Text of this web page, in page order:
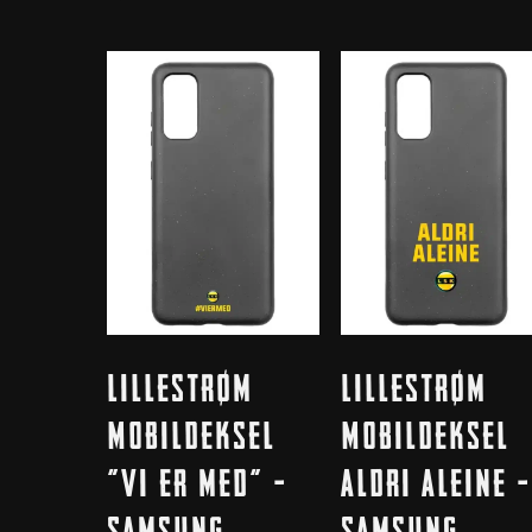
produktet
har
flere
varianter.
Alternativene
Lillestrøm
Mobildeksel
“Vi er med” –
produktet
har
flere
varianter.
Alternativene
Lillestrøm
Mobildeksel
Aldri Aleine –